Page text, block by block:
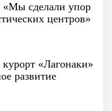
сделали упор
центров»
«Лагонаки»
развитие